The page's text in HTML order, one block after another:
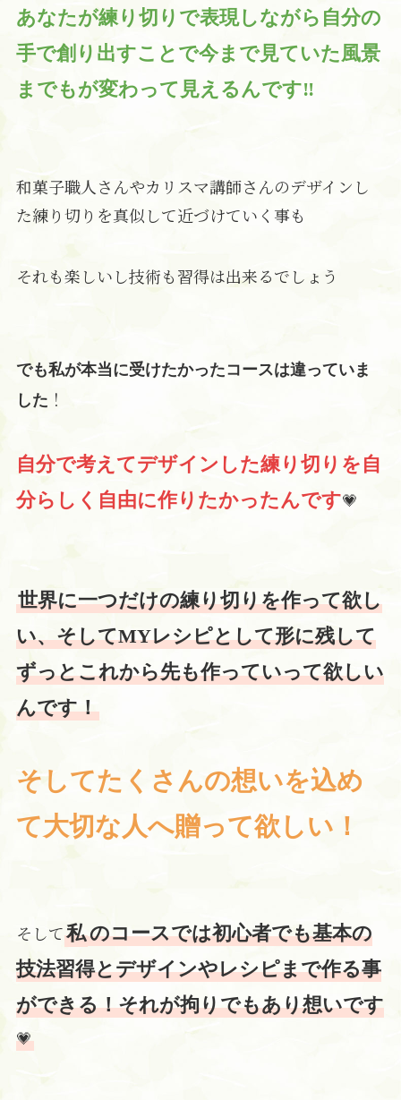
あなたが練り切りで表現しながら自分の
手で創り出すことで今まで見ていた風景
までもが変わって見えるんです‼
和菓子職人さんやカリスマ講師さんのデザインし
た練り切りを真似して近づけていく事も
それも楽しいし技術も習得は出来るでしょう
でも私が本当に受けたかったコースは違っていま
した ！
自分で考えてデザインした練り切りを自
分らしく自由に作りたかったんです💗
世界に一つだけの練り切りを作って欲し
い、そしてMYレシピとして形に残して
ずっとこれから先も作っていって欲しい
んです！
そしてたくさんの想いを込め
て大切な人へ贈って欲しい！
そして私のコースでは初心者でも基本の
技法習得とデザインやレシピまで作る事
ができる！それが拘りでもあり想いです
💗